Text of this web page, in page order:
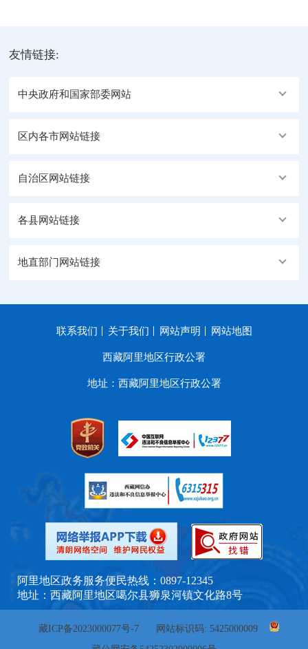
友情链接:
中央政府和国家部委网站
区内各市网站链接
自治区网站链接
各县网站链接
地直部门网站链接
联系我们 关于我们 网站声明 网站地图
西藏阿里地区行政公署
地址：西藏阿里地区行政公署
阿里地区政务服务便民热线：0897-12345
地址：西藏阿里地区噶尔县狮泉河镇文化路8号
藏ICP备2023000077号-7
网站标识码: 5425000009